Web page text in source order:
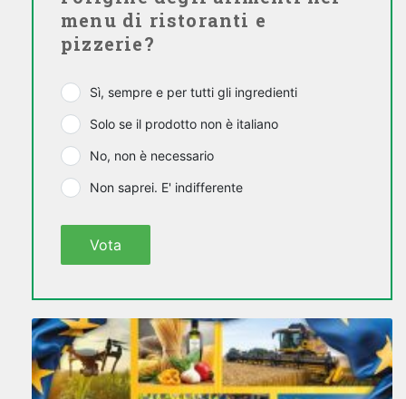
menu di ristoranti e
pizzerie?
Sì, sempre e per tutti gli ingredienti
Solo se il prodotto non è italiano
No, non è necessario
Non saprei. E' indifferente
Vota